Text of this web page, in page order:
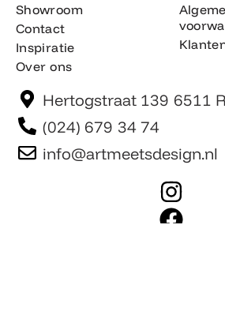
Showroom
Contact
Inspiratie
Over ons
Hertogstraat 139 6511
(024) 679 34 74
info@artmeetsdesign.nl
I
n
F